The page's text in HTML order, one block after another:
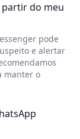
partir do meu
pode
e alertar
manter o